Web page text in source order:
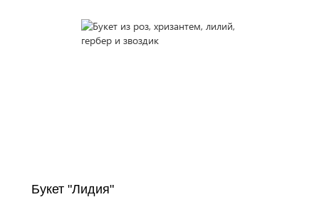
Букет "Лидия"